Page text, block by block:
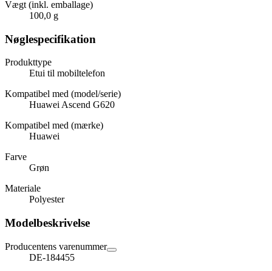
Vægt (inkl. emballage)
100,0 g
Nøglespecifikation
Produkttype
Etui til mobiltelefon
Kompatibel med (model/serie)
Huawei Ascend G620
Kompatibel med (mærke)
Huawei
Farve
Grøn
Materiale
Polyester
Modelbeskrivelse
Producentens varenummer
DE-184455